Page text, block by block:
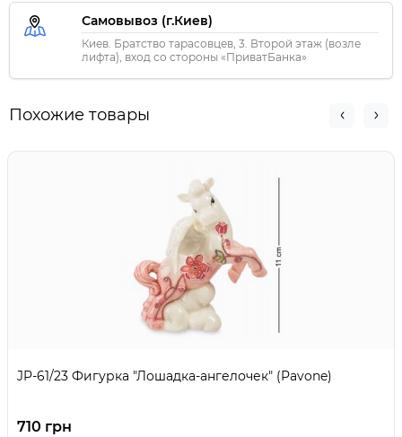
Самовывоз (г.Киев)
Киев. Братство тарасовцев, 3. Второй этаж (возле
лифта), вход со стороны «ПриватБанка»
Похожие товары
JP-61/23 Фигурка "Лошадка-ангелочек" (Pavone)
710 грн